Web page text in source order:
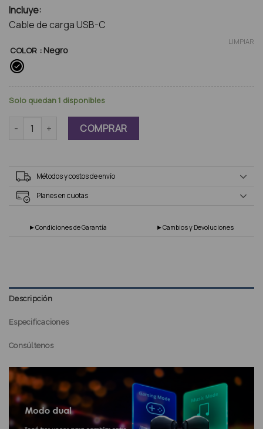
Incluye:
Cable de carga USB-C
COLOR : Negro
LIMPIAR
Solo quedan 1 disponibles
Auriculares Tronsmart Battle Gaming Earbuds cantidad
COMPRAR
Métodos y costos de envío
Planes en cuotas
►Condiciones de Garantía ►Cambios y Devoluciones
Descripción
Especificaciones
Consúltenos